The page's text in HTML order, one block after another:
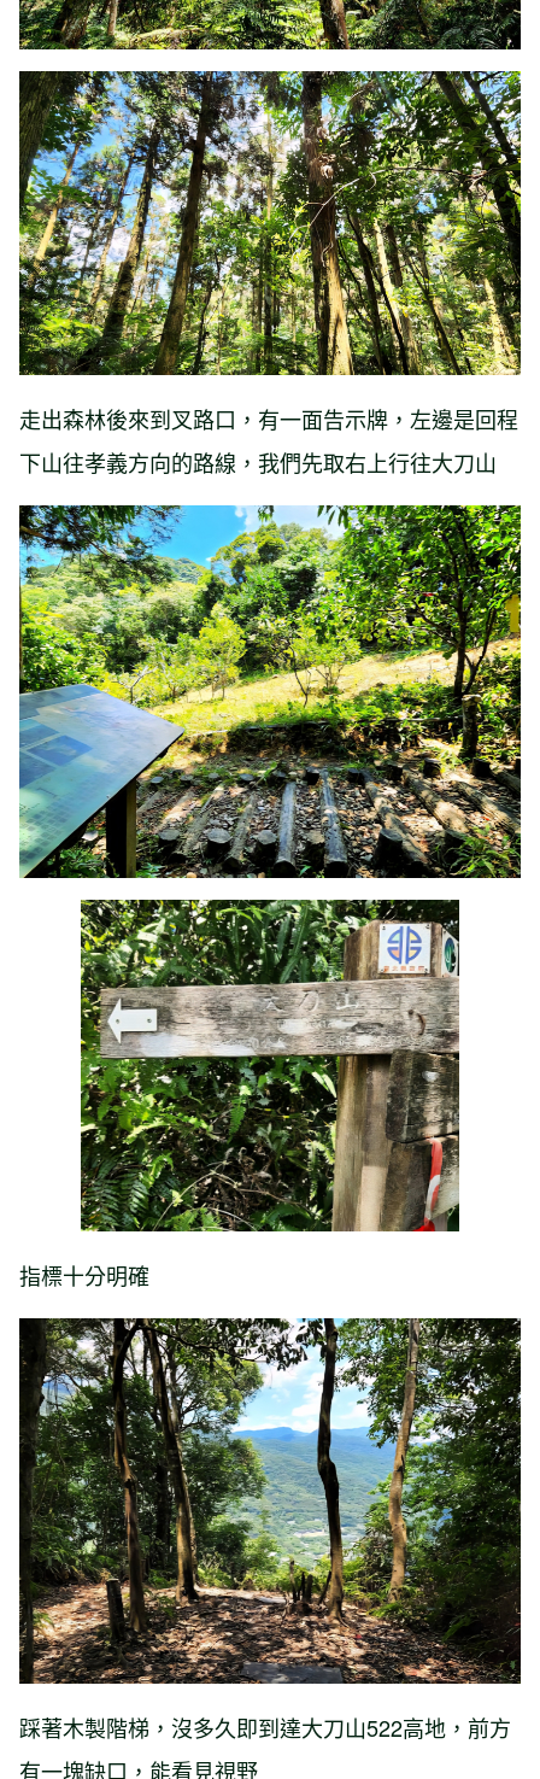
走出森林後來到叉路口，有一面告示牌，左邊是回程
下山往孝義方向的路線，我們先取右上行往大刀山
指標十分明確
踩著木製階梯，沒多久即到達大刀山522高地，前方
有一塊缺口，能看見視野